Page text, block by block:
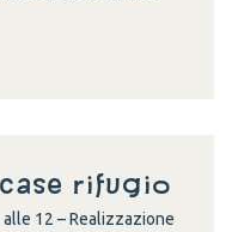
rifugio
12 – Realizzazione